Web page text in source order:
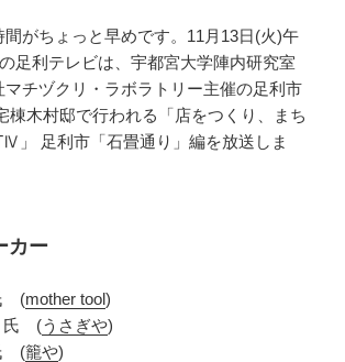
がちょっと早めです。11月13日(火)午
足利テレビは、宇都宮大学陣内研究室
マチヅクリ・ラボラトリー主催の足利市
棟木村邸で行われる「店をつくり、まち
」 足利市「石畳通り」編を放送しま
カー
(mother tool)
氏 (うさぎや)
(籠や)